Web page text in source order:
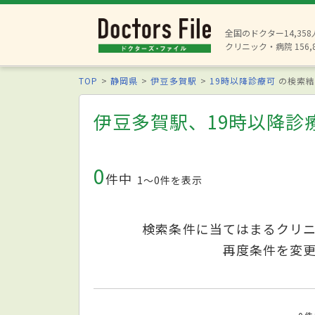
全国のドクター14,358
クリニック・病院
TOP 静岡県 伊豆多賀駅 19時以降診療可 の検索
伊豆多賀駅、19時以降診
0件中 1〜0件を表示
検索条件に当てはまるクリ
再度条件を変